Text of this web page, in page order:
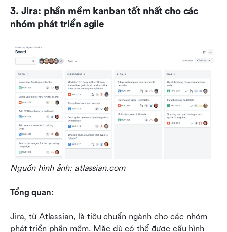
3. Jira: phần mềm kanban tốt nhất cho các
nhóm phát triển agile
Nguồn hình ảnh: atlassian.com
Tổng quan:
Jira, từ Atlassian, là tiêu chuẩn ngành cho các nhóm
phát triển phần mềm. Mặc dù có thể được cấu hình